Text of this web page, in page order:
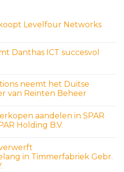
Levelfour Networks
Danthas ICT succesvol
neemt het Duitse
van Reinten Beheer
aandelen in SPAR
Holding B.V.
verwerft
in Timmerfabriek Gebr.